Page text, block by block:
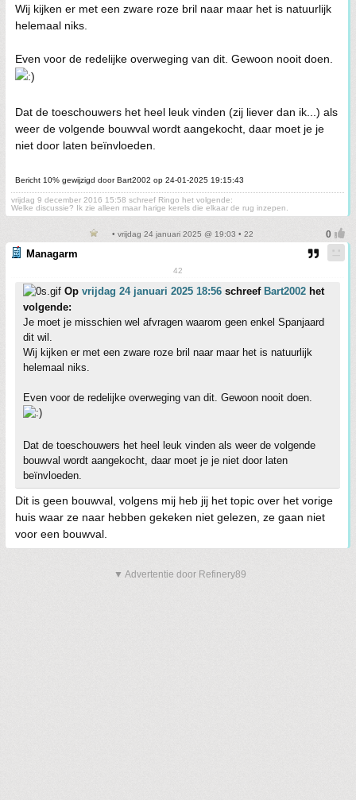
Wij kijken er met een zware roze bril naar maar het is natuurlijk
helemaal niks.
Even voor de redelijke overweging van dit. Gewoon nooit doen.
Dat de toeschouwers het heel leuk vinden (zij liever dan ik...) als
weer de volgende bouwval wordt aangekocht, daar moet je je
niet door laten beïnvloeden.
Bericht 10% gewijzigd door Bart2002 op 24-01-2025 19:15:43
vrijdag 9 december 2016 15:58 schreef Ringo het volgende:
Welke discussie? Ik zie alleen maar harige kerels die elkaar de rug inzepen.
• vrijdag 24 januari 2025 @ 19:03 • 22
Managarm
42
Op vrijdag 24 januari 2025 18:56 schreef Bart2002 het
volgende:
Je moet je misschien wel afvragen waarom geen enkel Spanjaard
dit wil.
Wij kijken er met een zware roze bril naar maar het is natuurlijk
helemaal niks.
Even voor de redelijke overweging van dit. Gewoon nooit doen.
Dat de toeschouwers het heel leuk vinden als weer de volgende
bouwval wordt aangekocht, daar moet je je niet door laten
beïnvloeden.
Dit is geen bouwval, volgens mij heb jij het topic over het vorige
huis waar ze naar hebben gekeken niet gelezen, ze gaan niet
voor een bouwval.
▼ Advertentie door Refinery89